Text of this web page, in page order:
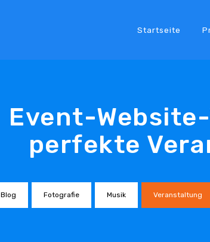
Startseite
Event-
perfekte
Blog Fotografie Musik Veranstaltung